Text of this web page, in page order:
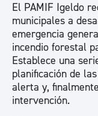
El PAMIF Igeldo
municipales a
emergencia
incendio forestal
Establece una
planificación de
alerta y,
intervención.